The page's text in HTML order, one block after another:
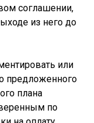
соглашении,
из него до
или
предложенного
плана
по